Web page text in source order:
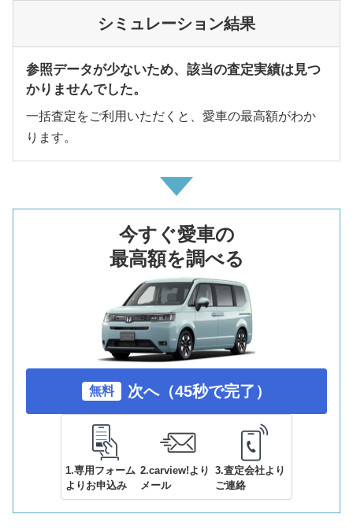
シミュレーション結果
参照データが少ないため、該当の査定実績は見つ
かりませんでした。
一括査定をご利用いただくと、愛車の最高額がわか
ります。
今すぐ愛車の
最高額を調べる
無料 次へ（45秒で完了）
1.専用フォーム
よりお申込み
2.carview!より
メール
3.査定会社より
ご連絡